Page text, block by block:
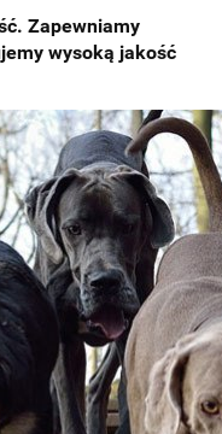
Zapewniamy
wysoką jakość